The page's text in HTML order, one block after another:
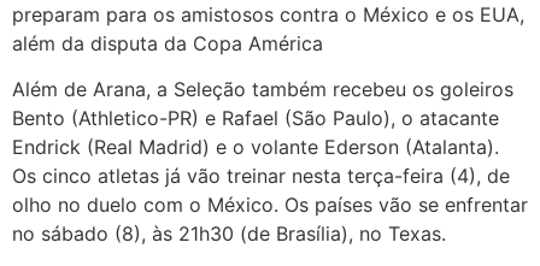
preparam para os amistosos contra o México e os EUA,
além da disputa da Copa América
Além de Arana, a Seleção também recebeu os goleiros
Bento (Athletico-PR) e Rafael (São Paulo), o atacante
Endrick (Real Madrid) e o volante Ederson (Atalanta).
Os cinco atletas já vão treinar nesta terça-feira (4), de
olho no duelo com o México. Os países vão se enfrentar
no sábado (8), às 21h30 (de Brasília), no Texas.